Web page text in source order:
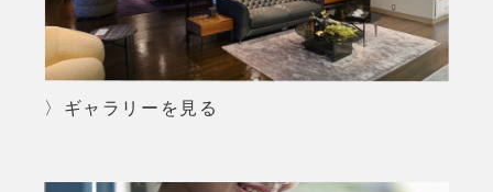
〉ギャラリーを見る